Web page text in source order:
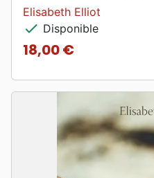
Elisabeth Elliot
check Disponible
Prix
18,00 €